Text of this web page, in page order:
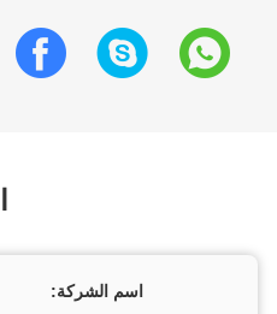
اسم الشركة: